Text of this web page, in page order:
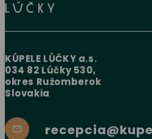
KÚPELE LÚČKY a.s.
034 82 Lúčky 530,
okres Ružomberok
Slovakia